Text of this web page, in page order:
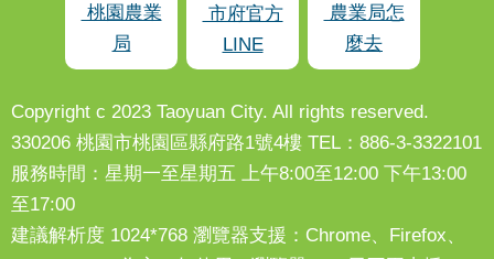
桃園農業
局
市府官方
LINE
農業局怎
麼去
Copyright c 2023 Taoyuan City. All rights reserved.
330206 桃園市桃園區縣府路1號4樓 TEL：886-3-3322101
服務時間：星期一至星期五 上午8:00至12:00 下午13:00
至17:00
建議解析度 1024*768 瀏覽器支援：Chrome、Firefox、